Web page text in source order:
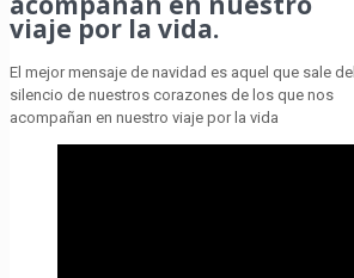
viaje por la vida.
El mejor mensaje de navidad es aquel que sale del
silencio de nuestros corazones de los que nos
acompañan en nuestro viaje por la vida